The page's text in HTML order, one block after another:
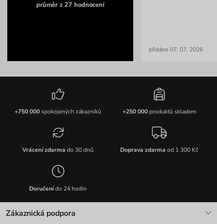
průměr z 27 hodnocení
přidáno 07. 07. 2026
+750 000spokojených zákazníků +250 000produktů skladem
Vrácení zdarma do 30 dnů Doprava zdarma od 1 300 Kč
Doručenído 24 hodin
Zákaznická podpora